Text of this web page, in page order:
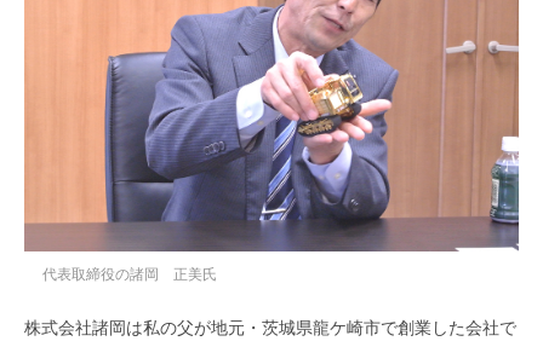
代表取締役の諸岡 正美氏
株式会社諸岡は私の父が地元・茨城県龍ケ崎市で創業した会社で